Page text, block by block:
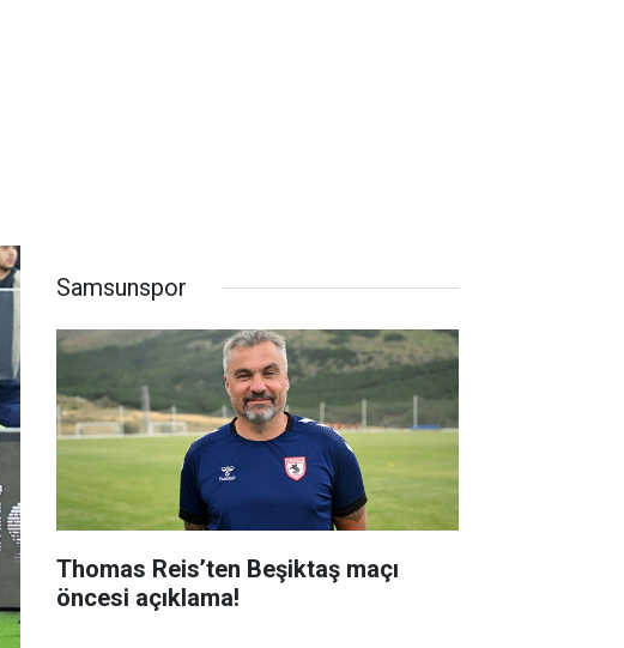
Samsunspor
Thomas Reis’ten Beşiktaş maçı
öncesi açıklama!